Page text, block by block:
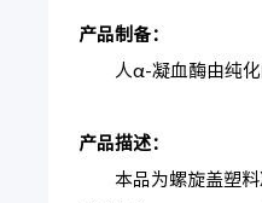
产品制备：
人α-凝血酶由纯化的
产品描述：
本品为螺旋盖塑料